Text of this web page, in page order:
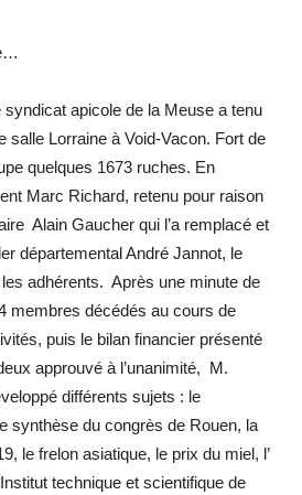
apicole de la Meuse a tenu
salle Lorraine à Void-Vacon. Fort de
quelques 1673 ruches. En
Marc Richard, retenu pour raison
Alain Gaucher qui l’a remplacé et
départemental André Jannot, le
adhérents. Après une minute de
membres décédés au cours de
puis le bilan financier présenté
approuvé à l’unanimité, M.
différents sujets : le
synthèse du congrès de Rouen, la
le frelon asiatique, le prix du miel, l’
technique et scientifique de